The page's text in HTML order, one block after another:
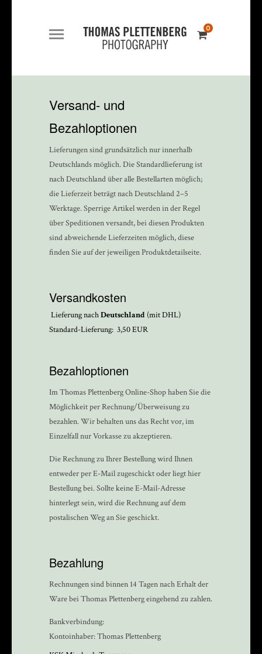
0
Versand- und
Bezahloptionen
Lieferungen sind grundsätzlich nur innerhalb
Deutschlands möglich. Die Standardlieferung ist
nach Deutschland über alle Bestellarten möglich;
die Lieferzeit beträgt nach Deutschland 2–5
Werktage. Sperrige Artikel werden in der Regel
über Speditionen versandt, bei diesen Produkten
sind abweichende Lieferzeiten möglich, diese
finden Sie auf der jeweiligen Produktdetailseite.
Versandkosten
Lieferung nachDeutschland (mit DHL)
Standard-Lieferung: 3,50 EUR
Bezahloptionen
Im Thomas Plettenberg Online-Shop haben Sie die
Möglichkeit per Rechnung/Überweisung zu
bezahlen. Wir behalten uns das Recht vor, im
Einzelfall nur Vorkasse zu akzeptieren.
Die Rechnung zu Ihrer Bestellung wird Ihnen
entweder per E-Mail zugeschickt oder liegt hier
Bestellung bei. Sollte keine E-Mail-Adresse
hinterlegt sein, wird die Rechnung auf dem
postalischen Weg an Sie geschickt.
Bezahlung
Rechnungen sind binnen 14 Tagen nach Erhalt der
Ware bei Thomas Plettenberg eingehend zu zahlen.
Bankverbindung:
Kontoinhaber: Thomas Plettenberg